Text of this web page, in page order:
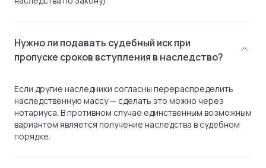
Нужно ли подавать судебный иск при
пропуске сроков вступления в наследство?
Если другие наследники согласны перераспределить
наследственную массу — сделать это можно через
нотариуса. В противном случае единственным возможным
вариантом является получение наследства в судебном
порядке.